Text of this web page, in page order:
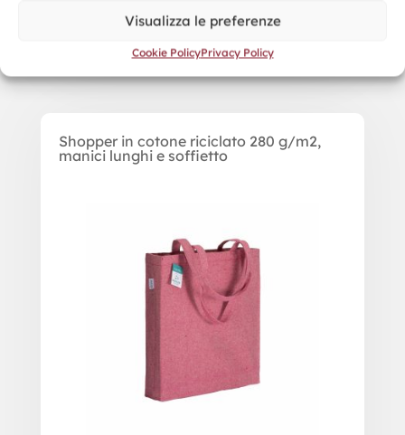
Visualizza le preferenze
Cookie PolicyPrivacy Policy
Shopper in cotone riciclato 280 g/m2,
manici lunghi e soffietto